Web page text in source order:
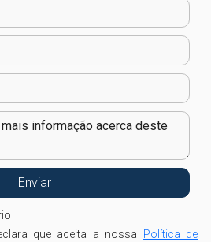
que aceita a nossa Política de